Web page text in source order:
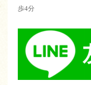
歩4分